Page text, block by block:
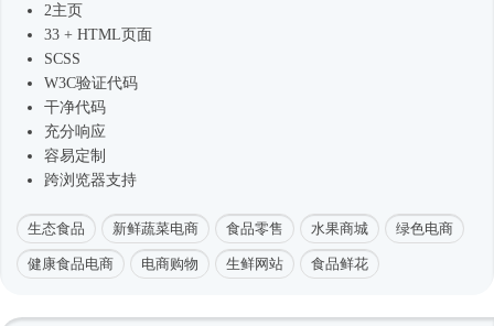
2主页
33 + HTML页面
SCSS
W3C验证代码
干净代码
充分响应
容易定制
跨浏览器支持
生态食品 新鲜蔬菜电商 食品零售 水果商城 绿色电商
健康食品电商 电商购物 生鲜网站 食品鲜花